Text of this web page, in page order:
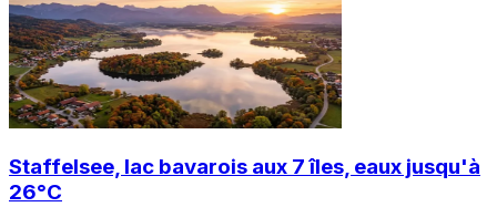
Staffelsee, lac bavarois aux 7 îles, eaux jusqu'à
26°C